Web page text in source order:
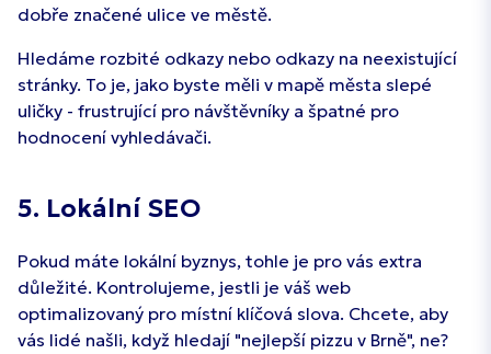
dobře značené ulice ve městě.
Hledáme rozbité odkazy nebo odkazy na neexistující
stránky. To je, jako byste měli v mapě města slepé
uličky - frustrující pro návštěvníky a špatné pro
hodnocení vyhledávači.
5. Lokální SEO
Pokud máte lokální byznys, tohle je pro vás extra
důležité. Kontrolujeme, jestli je váš web
optimalizovaný pro místní klíčová slova. Chcete, aby
vás lidé našli, když hledají "nejlepší pizzu v Brně", ne?